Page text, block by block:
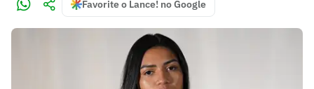
Favorite o Lance! no Google